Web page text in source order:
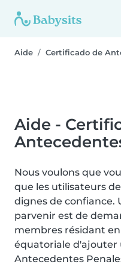
Aide Certificado de
Aide -
Nous voulons que
que les utilisateurs
dignes de confiance.
parvenir est de
membres résidant
équatoriale d'ajouter
Antecedentes